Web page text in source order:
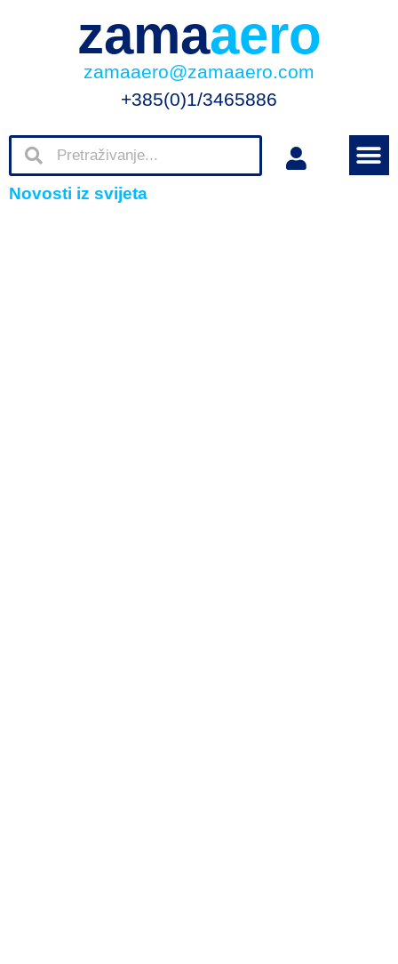
zamaaero
zamaaero@zamaaero.com
+385(0)1/3465886
Novosti iz svijeta